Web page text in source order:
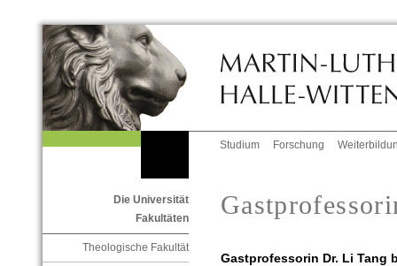
Studium Forschung
Die Universität
Fakultäten
Theologische Fakultät
Gastprofessorin Dr. Li Tang